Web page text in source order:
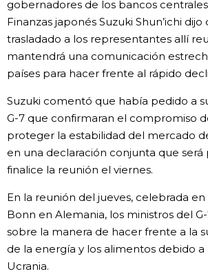
Más
Fragmentos de Japón
Gente
Blog
Tokio
gobernadores de los bancos
Finanzas japonés Suzuki Shun’ichi
trasladado a los representantes allí
mantendrá una comunicación
países para hacer frente al rápido
Suzuki comentó que había pedido a
G-7 que confirmaran el compromiso
proteger la estabilidad del mercado
en una declaración conjunta que será
finalice la reunión el viernes.
En la reunión del jueves, celebrada en
Bonn en Alemania, los ministros del
sobre la manera de hacer frente a la
de la energía y los alimentos debido a
Ucrania.